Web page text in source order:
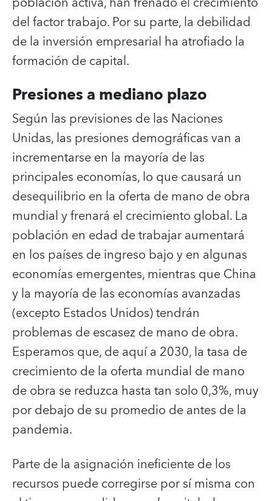
del factor trabajo. Por su parte, la debilidad
de la inversión empresarial ha atrofiado la
formación de capital.
Presiones a mediano plazo
Según las previsiones de las Naciones
Unidas, las presiones demográficas van a
incrementarse en la mayoría de las
principales economías, lo que causará un
desequilibrio en la oferta de mano de obra
mundial y frenará el crecimiento global. La
población en edad de trabajar aumentará
en los países de ingreso bajo y en algunas
economías emergentes, mientras que China
y la mayoría de las economías avanzadas
(excepto Estados Unidos) tendrán
problemas de escasez de mano de obra.
Esperamos que, de aquí a 2030, la tasa de
crecimiento de la oferta mundial de mano
de obra se reduzca hasta tan solo 0,3%, muy
por debajo de su promedio de antes de la
pandemia.
Parte de la asignación ineficiente de los
recursos puede corregirse por sí misma con